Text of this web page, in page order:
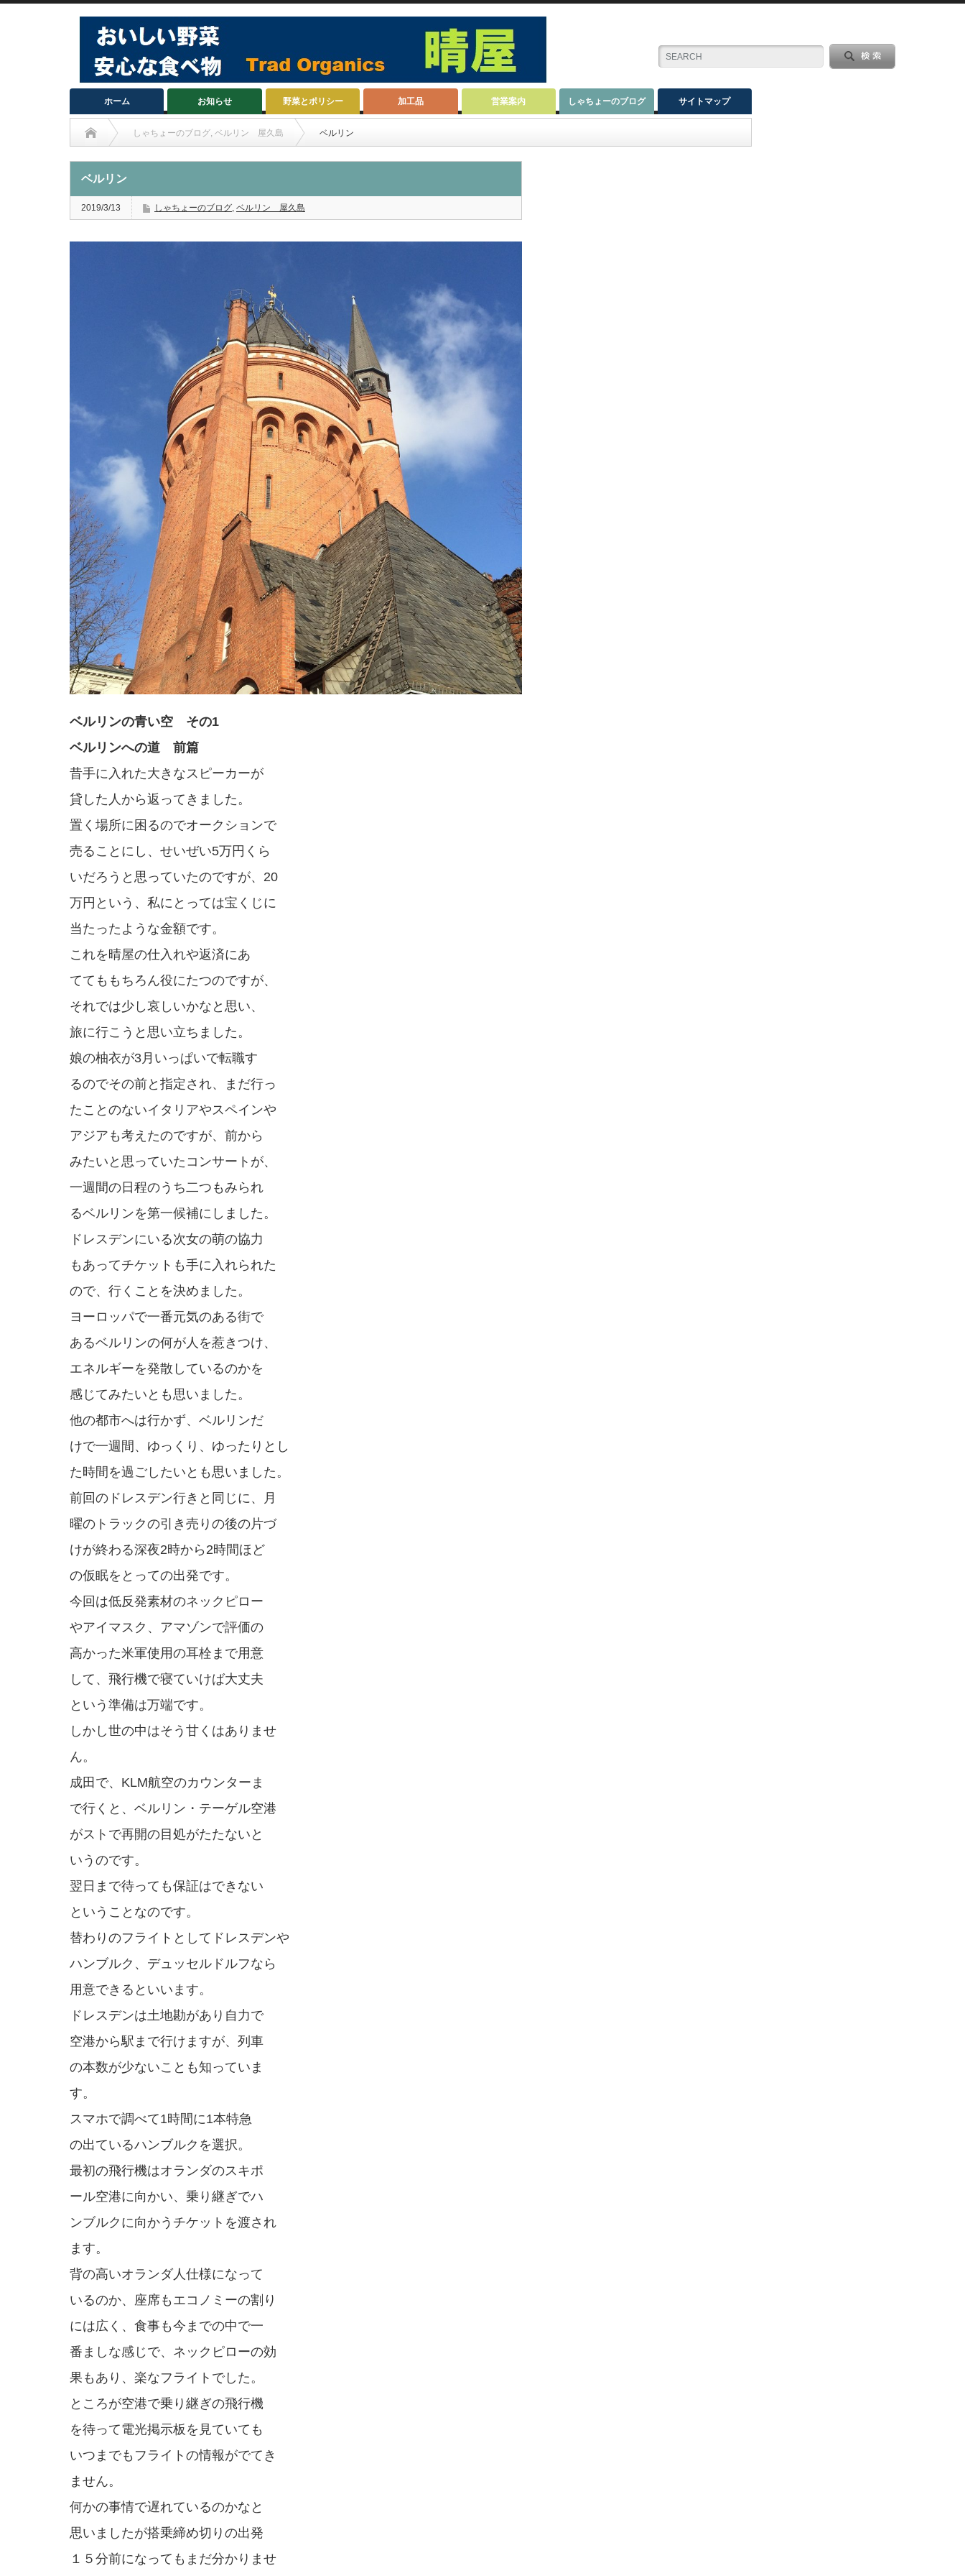
ホーム お知らせ 野菜とポリシー 加工品 営業案内 しゃちょーのブログ サイトマップ
しゃちょーのブログ, ベルリン 屋久島 ベルリン
ベルリン
2019/3/13 しゃちょーのブログ, ベルリン 屋久島
ベルリンの青い空 その1
ベルリンへの道 前篇
昔手に入れた大きなスピーカーが
貸した人から返ってきました。
置く場所に困るのでオークションで
売ることにし、せいぜい5万円くら
いだろうと思っていたのですが、20
万円という、私にとっては宝くじに
当たったような金額です。
これを晴屋の仕入れや返済にあ
ててももちろん役にたつのですが、
それでは少し哀しいかなと思い、
旅に行こうと思い立ちました。
娘の柚衣が3月いっぱいで転職す
るのでその前と指定され、まだ行っ
たことのないイタリアやスペインや
アジアも考えたのですが、前から
みたいと思っていたコンサートが、
一週間の日程のうち二つもみられ
るベルリンを第一候補にしました。
ドレスデンにいる次女の萌の協力
もあってチケットも手に入れられた
ので、行くことを決めました。
ヨーロッパで一番元気のある街で
あるベルリンの何が人を惹きつけ、
エネルギーを発散しているのかを
感じてみたいとも思いました。
他の都市へは行かず、ベルリンだ
けで一週間、ゆっくり、ゆったりとし
た時間を過ごしたいとも思いました。
前回のドレスデン行きと同じに、月
曜のトラックの引き売りの後の片づ
けが終わる深夜2時から2時間ほど
の仮眠をとっての出発です。
今回は低反発素材のネックピロー
やアイマスク、アマゾンで評価の
高かった米軍使用の耳栓まで用意
して、飛行機で寝ていけば大丈夫
という準備は万端です。
しかし世の中はそう甘くはありませ
ん。
成田で、KLM航空のカウンターま
で行くと、ベルリン・テーゲル空港
がストで再開の目処がたたないと
いうのです。
翌日まで待っても保証はできない
ということなのです。
替わりのフライトとしてドレスデンや
ハンブルク、デュッセルドルフなら
用意できるといいます。
ドレスデンは土地勘があり自力で
空港から駅まで行けますが、列車
の本数が少ないことも知っていま
す。
スマホで調べて1時間に1本特急
の出ているハンブルクを選択。
最初の飛行機はオランダのスキポ
ール空港に向かい、乗り継ぎでハ
ンブルクに向かうチケットを渡され
ます。
背の高いオランダ人仕様になって
いるのか、座席もエコノミーの割り
には広く、食事も今までの中で一
番ましな感じで、ネックピローの効
果もあり、楽なフライトでした。
ところが空港で乗り継ぎの飛行機
を待って電光掲示板を見ていても
いつまでもフライトの情報がでてき
ません。
何かの事情で遅れているのかなと
思いましたが搭乗締め切りの出発
１５分前になってもまだ分かりませ